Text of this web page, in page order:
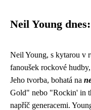
Neil Young
Neil Young, s kytarou v
fanoušek rockové
Jeho tvorba, bohatá na
Gold" nebo "Rockin' in
napříč generacemi.